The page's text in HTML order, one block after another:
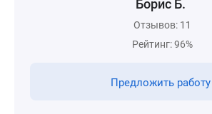
Борис Б.
Отзывов: 11
Рейтинг: 96%
Предложить работу